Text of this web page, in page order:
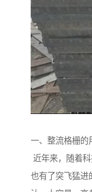
一、整流格栅的
近年来，随着
也有了突飞猛进